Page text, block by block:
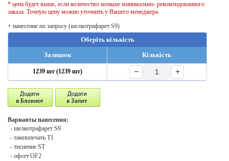
* цена будет выше, если количество меньше минимально- рекомендованного
заказа. Точную цену можно уточнить у Вашего менеджера.
+ нанесение по запросу (шелкотрафарет S9)
Оберіть кількість
Залишок
Кількість
1239 шт (1239 шт) − +
Варианты нанесения:
- шелкотрафарет S9
- тампопечать T1
- тиснение ST
- офсет OF2